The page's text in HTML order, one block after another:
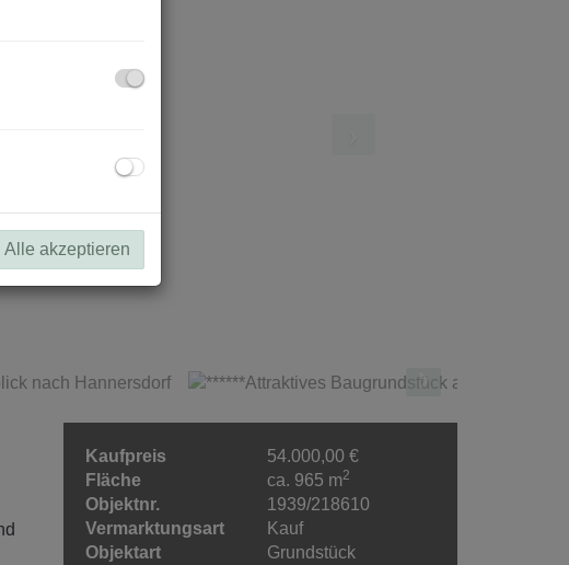
Kaufpreis
54.000,00 €
Fläche
ca. 965 m2
Objektnr.
1939/218610
Vermarktungsart
Kauf
Objektart
Grundstück
Alle akzeptieren